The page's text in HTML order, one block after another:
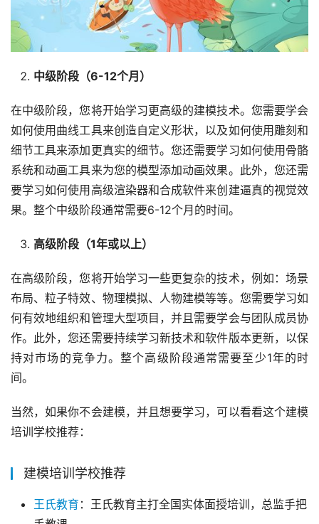
中级阶段（6-12个月）
在中级阶段，您将开始学习更高级的建模技术。您需要学会
如何使用曲线工具来创造自定义形状，以及如何使用雕刻和
细节工具来添加更真实的细节。您还需要学习如何使用骨骼
系统和动画工具来为您的模型添加动画效果。此外，您还需
要学习如何使用高级渲染器和合成软件来创建逼真的视觉效
果。整个中级阶段通常需要6-12个月的时间。
高级阶段（1年或以上）
在高级阶段，您将开始学习一些更复杂的技术，例如：场景
布局、粒子特效、物理模拟、人物建模等等。您需要学习如
何有效地组织和管理大型项目，并且需要学会与团队成员协
作。此外，您还需要持续学习新技术和软件版本更新，以保
持对市场的竞争力。整个高级阶段通常需要至少1年的时
间。
当然，如果你不会建模，并且想要学习，可以看看这个建模
培训学校推荐：
建模培训学校推荐
王氏教育 ：王氏教育主打全国实体面授培训，总监手把